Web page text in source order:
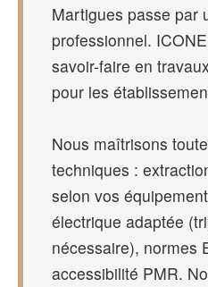
Martigues passe par
professionnel.
savoir-faire en
pour les
Nous maîtrisons
techniques :
selon vos
électrique adaptée
nécessaire), normes
accessibilité PMR.